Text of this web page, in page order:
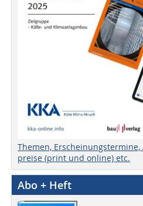
Themen,
preise (print und online) etc.
Abo + Heft